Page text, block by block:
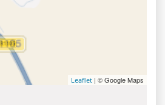
Leaflet | © Google Maps